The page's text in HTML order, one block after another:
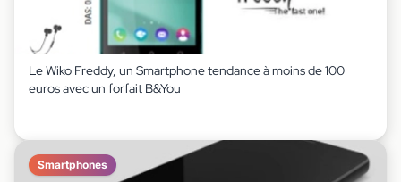
Le Wiko Freddy, un Smartphone tendance à moins de 100
euros avec un forfait B&You
Smartphones